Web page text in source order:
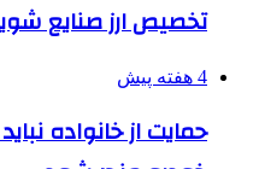
تخصیص ارز صنایع
4 هفته پیش
حمایت از خانواده